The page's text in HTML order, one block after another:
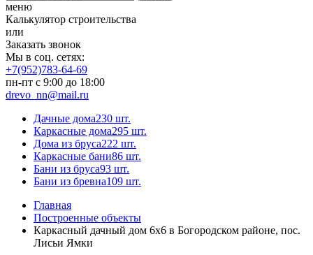
меню
Калькулятор строительства
или
Заказать звонок
Мы в соц. сетях:
+7(952)783-64-69
пн-пт с 9:00 до 18:00
drevo_nn@mail.ru
Дачные дома230 шт.
Каркасные дома295 шт.
Дома из бруса222 шт.
Каркасные бани86 шт.
Бани из бруса93 шт.
Бани из бревна109 шт.
Главная
Построенные объекты
Каркасный дачный дом 6х6 в Богородском районе, пос.
Лисьи Ямки